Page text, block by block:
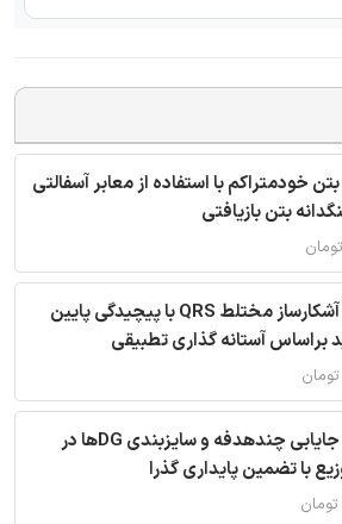
خودمتراکم با استفاده از معابر آسفالتی
بتن بازیافتی
ترجمه مقاله آشکارساز مختلط QRS با پیچیدگی پایین
براساس آستانه گذاری تطبیقی
ترجمه مقاله جایابی چندهدفه و سایزبندی DGها در
با تضمین پایداری گذرا